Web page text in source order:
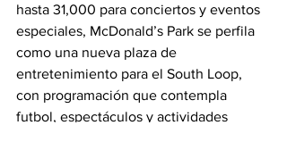
hasta 31,000 para conciertos y eventos
especiales, McDonald’s Park se perfila
como una nueva plaza de
entretenimiento para el South Loop,
con programación que contempla
futbol, espectáculos y actividades